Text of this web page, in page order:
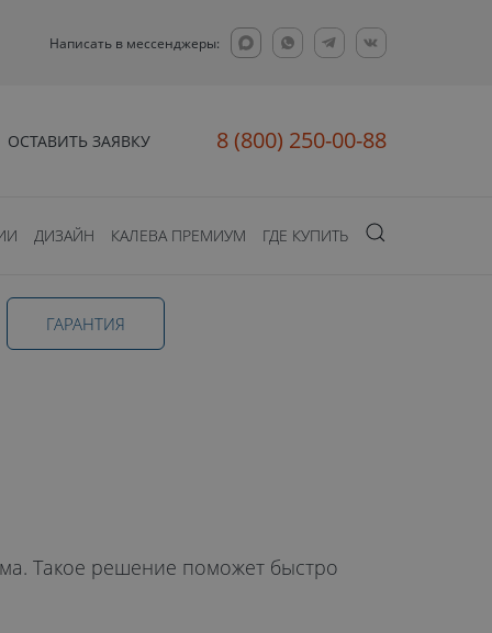
Написать в мессенджеры:
ОСТАВИТЬ ЗАЯВКУ 8 (800) 250-00-88
ДИЗАЙН КАЛЕВА ПРЕМИУМ ГДЕ КУПИТЬ
ГАРАНТИЯ
Такое решение поможет быстро